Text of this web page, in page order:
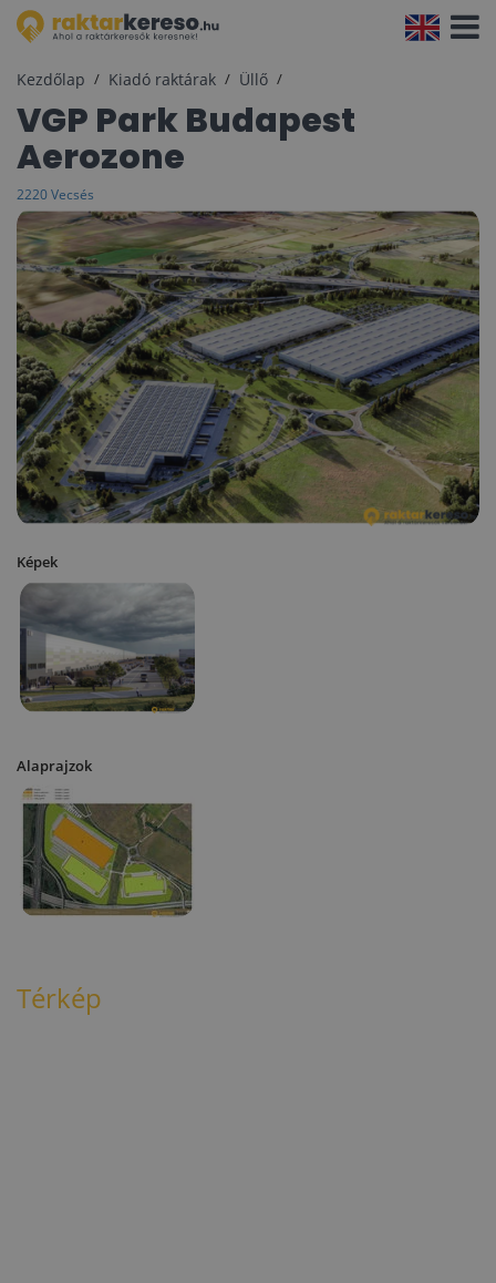
Kezdőlap Kiadó raktárak Üllő
VGP Park Budapest
Aerozone
2220 Vecsés
Képek
Alaprajzok
Térkép